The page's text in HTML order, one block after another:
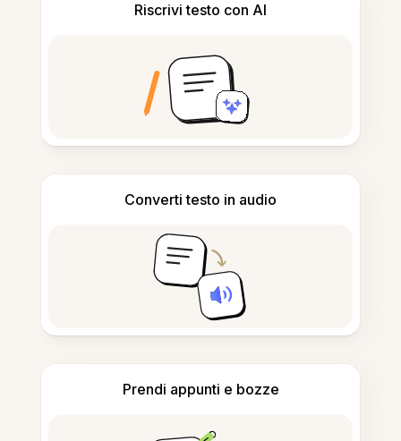
Riscrivi testo con AI
Converti testo in audio
Prendi appunti e bozze